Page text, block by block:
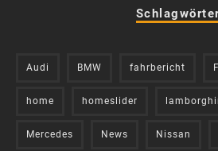
Audi BMW fahrbericht
home homeslider
Mercedes News Nissan